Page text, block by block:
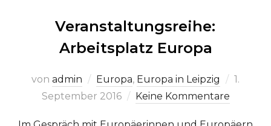
Veranstaltungsreihe:
Arbeitsplatz Europa
von admin Europa, Europa in Leipzig
1.
September 2016
Keine Kommentare